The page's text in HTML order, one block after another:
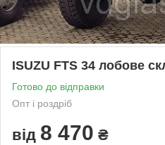
ISUZU FTS 34 лобове
Готово до відправки
Опт і роздріб
від 8 470 ₴